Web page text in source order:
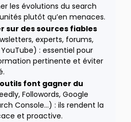
les évolutions du search
plutôt qu’en menaces.
sur des sources fiables
experts, forums,
: essentiel pour
pertinente et éviter
outils font gagner du
Followords, Google
Console…) : ils rendent la
et proactive.